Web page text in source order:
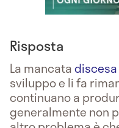
Risposta
La mancata
sviluppo e li fa
continuano a
generalmente non